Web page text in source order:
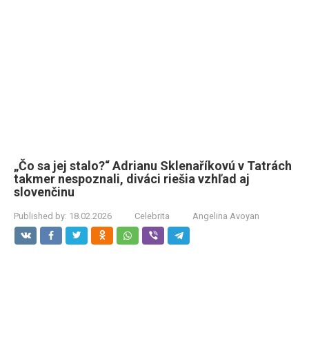
„Čo sa jej stalo?“ Adrianu Sklenaříkovú v Tatrách
takmer nespoznali, diváci riešia vzhľad aj
slovenčinu
Published by: 18.02.2026 Celebrita Angelina Avoyan